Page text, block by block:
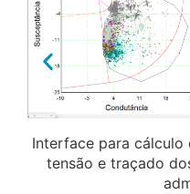
Interface para cálculo
tensão e traçado